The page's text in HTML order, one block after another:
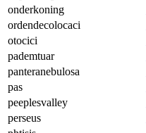
onderkoning
ordendecolocaci
otocici
pademtuar
panteranebulosa
pas
peeplesvalley
perseus